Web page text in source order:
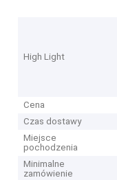
High Light
Cena
Czas dostawy
Miejsce
pochodzenia
Minimalne
zamówienie